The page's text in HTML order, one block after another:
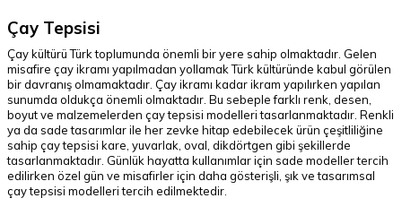
Çay Tepsisi
Çay kültürü Türk toplumunda önemli bir yere sahip olmaktadır. Gelen
misafire çay ikramı yapılmadan yollamak Türk kültüründe kabul görülen
bir davranış olmamaktadır. Çay ikramı kadar ikram yapılırken yapılan
sunumda oldukça önemli olmaktadır. Bu sebeple farklı renk, desen,
boyut ve malzemelerden çay tepsisi modelleri tasarlanmaktadır. Renkli
ya da sade tasarımlar ile her zevke hitap edebilecek ürün çeşitliliğine
sahip çay tepsisi kare, yuvarlak, oval, dikdörtgen gibi şekillerde
tasarlanmaktadır. Günlük hayatta kullanımlar için sade modeller tercih
edilirken özel gün ve misafirler için daha gösterişli, şık ve tasarımsal
çay tepsisi modelleri tercih edilmektedir.